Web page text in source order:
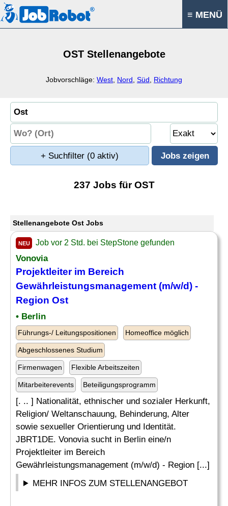
≡ MENÜ
OST Stellenangebote
Jobvorschläge: West Nord Süd Richtung
+ Suchfilter (0 aktiv)
237 Jobs für OST
Stellenangebote Ost Jobs
NEU Job vor 2 Std. bei StepStone gefunden
Vonovia
Projektleiter im Bereich
Gewährleistungsmanagement (m/w/d) -
Region Ost
• Berlin
Führungs-/ Leitungspositionen Homeoffice möglich
Abgeschlossenes Studium
Firmenwagen Flexible Arbeitszeiten
Mitarbeiterevents Beteiligungsprogramm
[. .. ] Nationalität, ethnischer und sozialer Herkunft,
Religion/ Weltanschauung, Behinderung, Alter
sowie sexueller Orientierung und Identität.
JBRT1DE. Vonovia sucht in Berlin eine/n
Projektleiter im Bereich
Gewährleistungsmanagement (m/w/d) - Region [...]
MEHR INFOS ZUM STELLENANGEBOT